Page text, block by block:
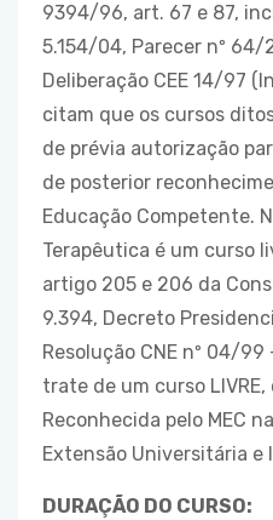
9394/96, art. 67 e 87,
5.154/04, Parecer nº 64/
Deliberação CEE 14/97
citam que os cursos
de prévia autorização
de posterior
Educação Competente.
Terapêutica é um curso
artigo 205 e 206 da
9.394, Decreto
Resolução CNE nº 04/99
trate de um curso
Reconhecida pelo MEC
Extensão Universitária e
DURAÇÃO DO CURSO: